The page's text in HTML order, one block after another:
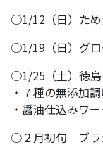
○1/12（日）た
○1/19（日）グロ
○1/25（土）徳島
・７種の無添加
・醤油仕込みワ
○２月初旬 ブラ